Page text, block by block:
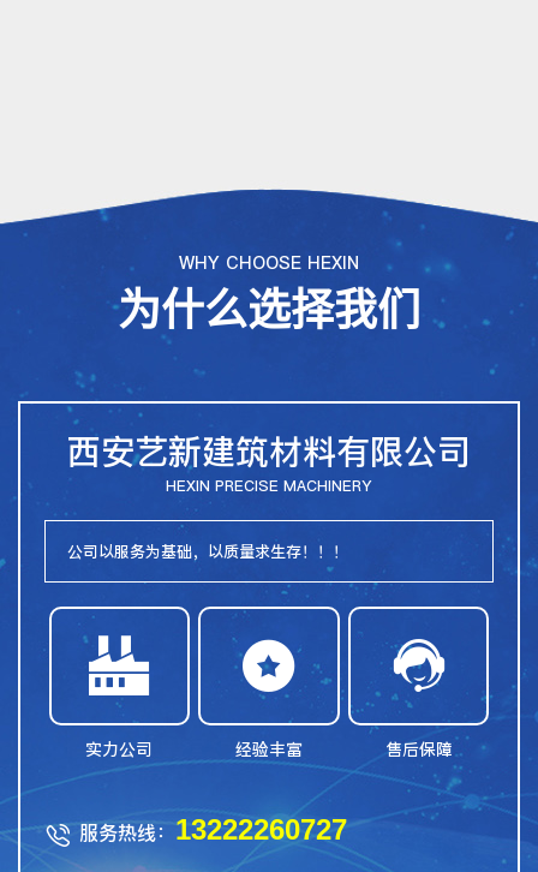
WHY CHOOSE HEXIN
为什么选择我们
西安艺新建筑材料有限公司
HEXIN PRECISE MACHINERY
公司以服务为基础，以质量求生存！！！

实力公司

经验丰富

售后保障
 服务热线： 13222260727